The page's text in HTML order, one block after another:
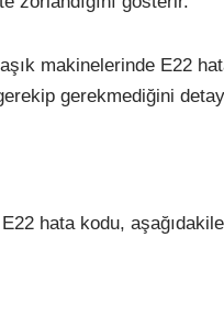
makinelerinde E22
gerekmediğini
hata kodu,